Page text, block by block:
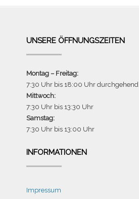
UNSERE ÖFFNUNGSZEITEN
Montag – Freitag:
7:30 Uhr bis 18:00 Uhr durchgehend
Mittwoch:
7:30 Uhr bis 13:30 Uhr
Samstag:
7:30 Uhr bis 13:00 Uhr
INFORMATIONEN
Impressum